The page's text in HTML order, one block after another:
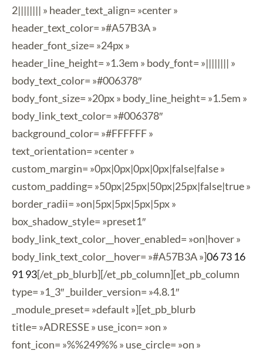
2|||||||| » header_text_align= »center »
header_text_color= »#A57B3A »
header_font_size= »24px »
header_line_height= »1.3em » body_font= »|||||||| »
body_text_color= »#006378″
body_font_size= »20px » body_line_height= »1.5em »
body_link_text_color= »#006378″
background_color= »#FFFFFF »
text_orientation= »center »
custom_margin= »0px|0px|0px|0px|false|false »
custom_padding= »50px|25px|50px|25px|false|true »
border_radii= »on|5px|5px|5px|5px »
box_shadow_style= »preset1″
body_link_text_color__hover_enabled= »on|hover »
body_link_text_color__hover= »#A57B3A »]06 73 16
91 93[/et_pb_blurb][/et_pb_column][et_pb_column
type= »1_3″ _builder_version= »4.8.1″
_module_preset= »default »][et_pb_blurb
title= »ADRESSE » use_icon= »on »
font_icon= »%%249%% » use_circle= »on »